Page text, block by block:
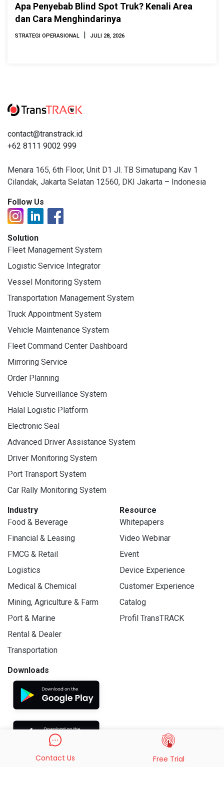
Apa Penyebab Blind Spot Truk? Kenali Area
dan Cara Menghindarinya
STRATEGI OPERASIONAL | JULI 28, 2026
contact@transtrack.id
+62 8111 9002 999
Menara 165, 6th Floor, Unit D1 Jl. TB Simatupang Kav 1
Cilandak, Jakarta Selatan 12560, DKI Jakarta – Indonesia
Follow Us
Solution
Fleet Management System
Logistic Service Integrator
Vessel Monitoring System
Transportation Management System
Truck Appointment System
Vehicle Maintenance System
Fleet Command Center Dashboard
Mirroring Service
Order Planning
Vehicle Surveillance System
Halal Logistic Platform
Electronic Seal
Advanced Driver Assistance System
Driver Monitoring System
Port Transport System
Car Rally Monitoring System
Industry
Food & Beverage
Financial & Leasing
FMCG & Retail
Logistics
Medical & Chemical
Mining, Agriculture & Farm
Port & Marine
Rental & Dealer
Transportation
Resource
Whitepapers
Video Webinar
Event
Device Experience
Customer Experience
Catalog
Profil TransTRACK
Downloads
Contact Us Free Trial